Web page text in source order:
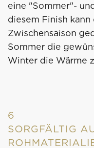
eine "Sommer"-
diesem Finish
Zwischensaison
Sommer die
Winter die Wärme
6
SORGFÄLTIG